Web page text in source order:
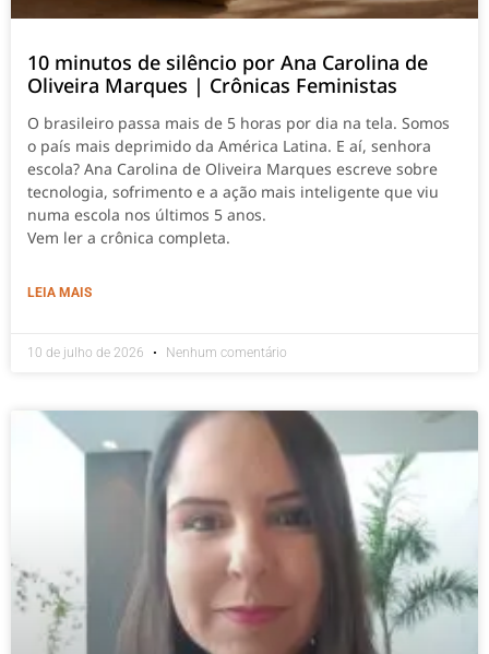
10 minutos de silêncio por Ana Carolina de
Oliveira Marques | Crônicas Feministas
O brasileiro passa mais de 5 horas por dia na tela. Somos
o país mais deprimido da América Latina. E aí, senhora
escola? Ana Carolina de Oliveira Marques escreve sobre
tecnologia, sofrimento e a ação mais inteligente que viu
numa escola nos últimos 5 anos.
Vem ler a crônica completa.
LEIA MAIS
10 de julho de 2026 Nenhum comentário